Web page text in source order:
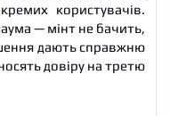
користувачів.
— мінт не бачить,
дають справжню
довіру на третю